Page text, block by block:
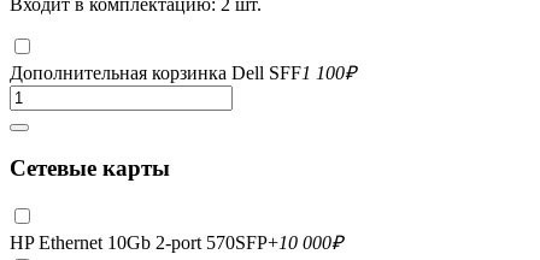
Входит в комплектацию: 2 шт.
Дополнительная корзинка Dell SFF1 100₽
Сетевые карты
HP Ethernet 10Gb 2-port 570SFP+10 000₽